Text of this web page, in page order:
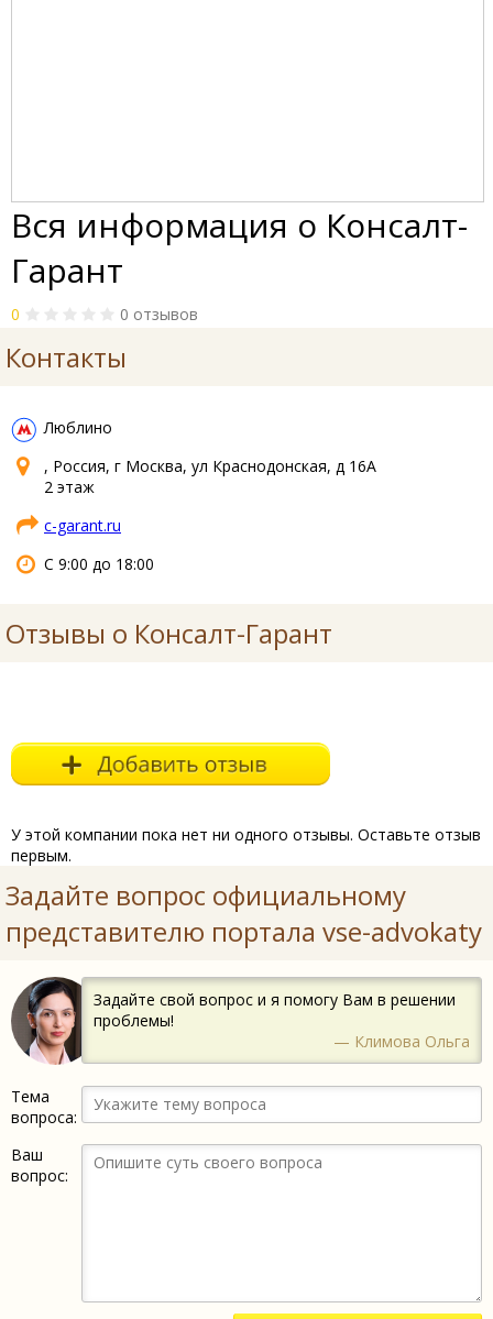
Вся информация о Консалт-
Гарант
0 0 отзывов
Контакты
Люблино
, Россия, г Москва, ул Краснодонская, д 16А
2 этаж
c-garant.ru
С 9:00 до 18:00
Отзывы о Консалт-Гарант
У этой компании пока нет ни одного отзывы. Оставьте отзыв
первым.
Задайте вопрос официальному
представителю портала vse-advokaty
Задайте свой вопрос и я помогу Вам в решении
проблемы!
— Климова Ольга
Тема
вопроса:
Ваш
вопрос: